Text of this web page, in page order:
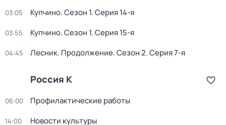
03:05 Купчино. Сезон 1. Серия 14-я
03:55 Купчино. Сезон 1. Серия 15-я
04:45 Лесник. Продолжение. Сезон 2. Серия 7-я
Россия К
06:00 Профилактические работы
14:00 Новости культуры